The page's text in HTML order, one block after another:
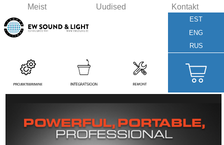
Meist Uudised Kontakt
EST
ENG
RUS